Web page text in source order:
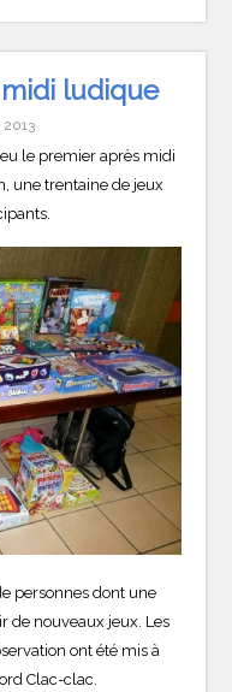
ludique
2013
le premier après midi
une trentaine de jeux
personnes dont une
de nouveaux jeux. Les
ont été mis à
Clac-clac.